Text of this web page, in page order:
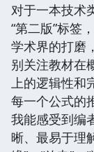
对于一本技术
“第二版”标签
学术界的打磨
别关注教材在
上的逻辑性和
每一个公式的
我能感受到编
晰、最易于理